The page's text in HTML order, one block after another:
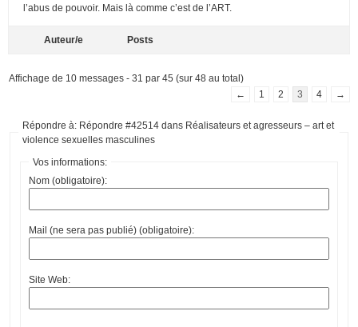
l’abus de pouvoir. Mais là comme c’est de l’ART.
Auteur/e Posts
Affichage de 10 messages - 31 par 45 (sur 48 au total)
←
1 2 3 4 →
Répondre à: Répondre #42514 dans Réalisateurs et agresseurs – art et
violence sexuelles masculines
Vos informations:
Nom (obligatoire):
Mail (ne sera pas publié) (obligatoire):
Site Web: